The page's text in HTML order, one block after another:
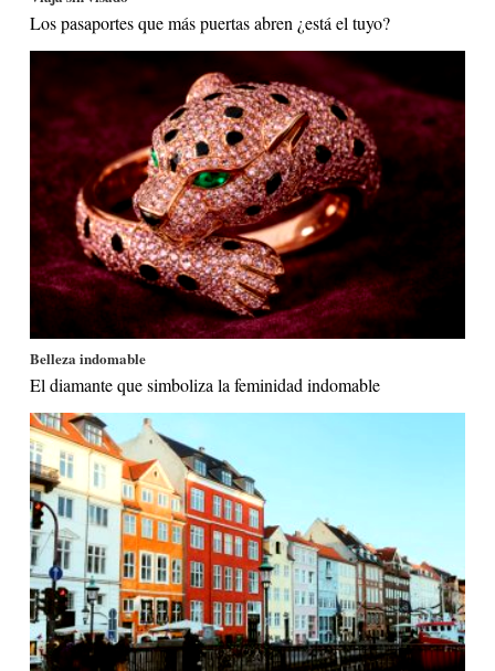
Los pasaportes que más puertas abren ¿está el tuyo?
Belleza indomable
El diamante que simboliza la feminidad indomable